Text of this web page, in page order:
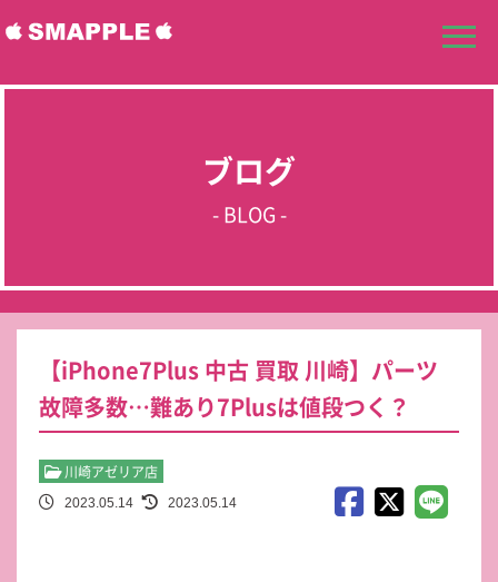
ブログ
- BLOG -
【iPhone7Plus 中古 買取 川崎】パーツ
故障多数…難あり7Plusは値段つく？
川崎アゼリア店
2023.05.14 2023.05.14